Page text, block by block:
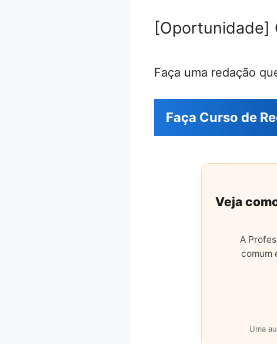
[Oportunidade]
Faça uma redação
Faça Curso de
Veja
A
comum
Uma